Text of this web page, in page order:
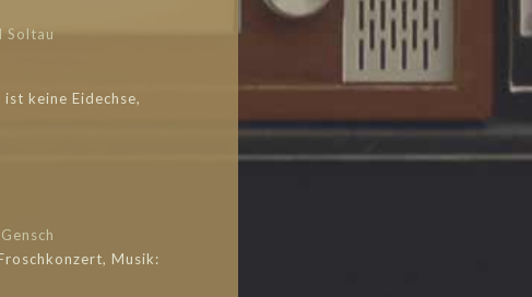
Soltau
ist keine Eidechse,
Musik: